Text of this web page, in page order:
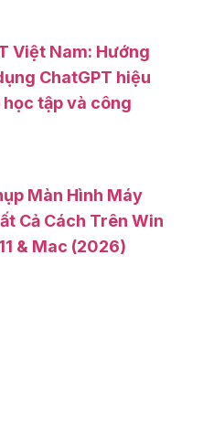
Việt Nam: Hướng
ChatGPT hiệu
học tập và công
Màn Hình Máy
Cả Cách Trên Win
& Mac (2026)